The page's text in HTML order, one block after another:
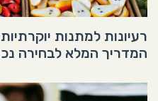
רעיונות למתנות
המדריך המלא לבחירה